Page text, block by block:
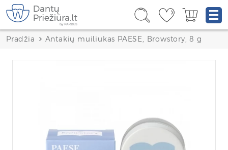
Pradžia Antakių muiliukas PAESE, Browstory, 8 g